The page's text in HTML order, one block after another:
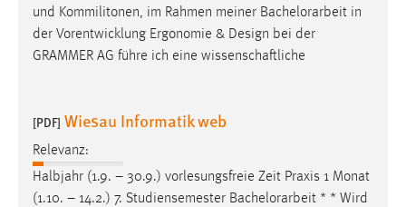
und Kommilitonen, im Rahmen meiner Bachelorarbeit in
der Vorentwicklung Ergonomie & Design bei der
GRAMMER AG führe ich eine wissenschaftliche
[PDF] Wiesau Informatik web
Relevanz:
Halbjahr (1.9. – 30.9.) vorlesungsfreie Zeit Praxis 1 Monat
(1.10. – 14.2.) 7. Studiensemester Bachelorarbeit * * Wird
Diese Informationen helfen uns zu verstehen, wie
unsere Besucher unsere Website nutzen.
Name:
Zweck:
Zugriffsstatistik